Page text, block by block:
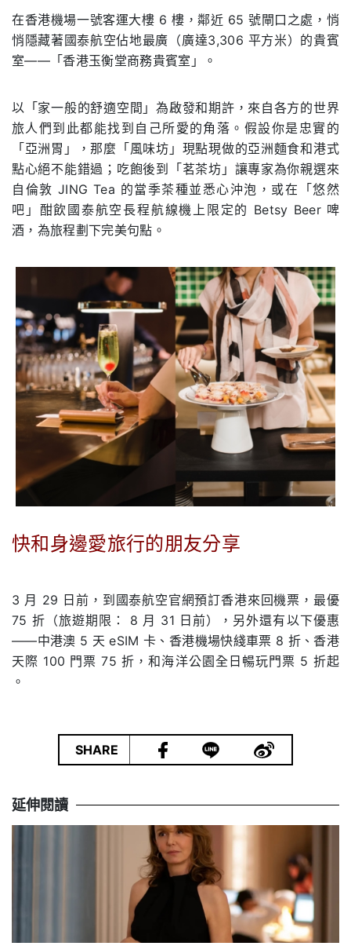
在⾹港機場⼀號客運⼤樓 6 樓，鄰近 65 號閘⼝之處，悄
悄隱藏著國泰航空佔地最廣（廣達3,306 平⽅⽶）的貴賓
室——「⾹港⽟衡堂商務貴賓室」。
以「家⼀般的舒適空間」為啟發和期許，來⾃各⽅的世界
旅⼈們到此都能找到⾃⼰所愛的⻆落。假設你是忠實的
「亞洲胃」，那麼「⾵味坊」現點現做的亞洲麵⻝和港式
點⼼絕不能錯過；吃飽後到「茗茶坊」讓專家為你親選來
⾃倫敦 JING Tea 的當季茶種並悉⼼沖泡，或在「悠然
吧」酣飲國泰航空⻑程航線機上限定的 Betsy Beer 啤
酒，為旅程劃下完美句點。
快和身邊愛旅⾏的朋友分享
3 ⽉ 29 ⽇前，到國泰航空官網預訂⾹港來回機票，最優
75 折（旅遊期限： 8 ⽉ 31 ⽇前），另外還有以下優惠
——中港澳 5 天 eSIM 卡、⾹港機場快綫⾞票 8 折、⾹港
天際 100 ⾨票 75 折，和海洋公園全⽇暢玩⾨票 5 折起
。
SHARE
延伸閱讀